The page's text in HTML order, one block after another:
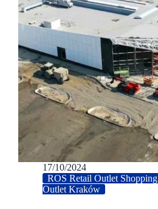
17/10/2024
ROS Retail Outlet Shopping
Outlet Kraków